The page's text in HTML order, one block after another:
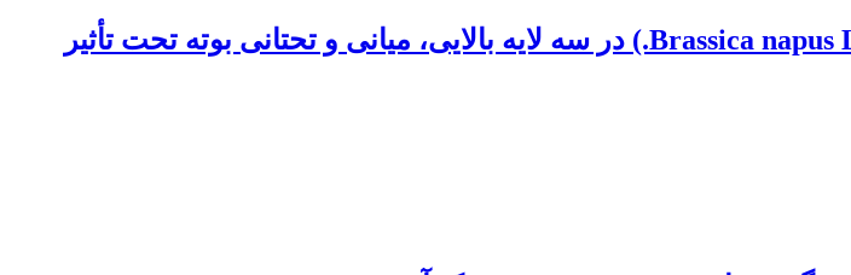
بررسی رابطه سرعت و مدت زمان پر شدن دانه ژنوتیپ‎های کلزا (Brassica napus L.) در سه لایه بالایی، میانی و تحتانی بوته تحت تأثیر